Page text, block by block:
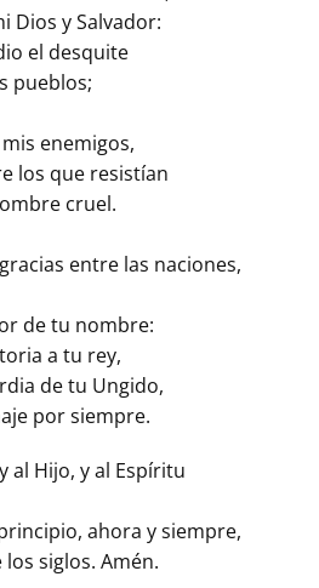
Dios y Salvador:
el desquite
pueblos;
enemigos,
los que resistían
cruel.
entre las naciones,
de tu nombre:
a tu rey,
de tu Ungido,
por siempre.
al Hijo, y al Espíritu
ahora y siempre,
siglos. Amén.